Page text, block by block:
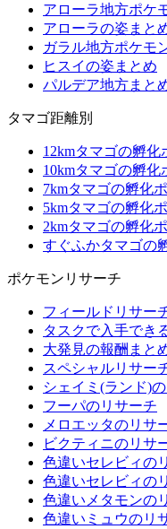
アローラ地方ポケ
アローラの姿まと
ガラル地方ポケモ
ヒスイの姿まとめ
パルデア地方まと
タマゴ距離別
12kmタマゴの孵化
10kmタマゴの孵化
7kmタマゴの孵化
5kmタマゴの孵化
2kmタマゴの孵化
すぐふかタマゴの
ポケモンリサーチ
フィールドリサー
タスクで入手でき
大発見の報酬まと
スペシャルリサー
シェイミ(ランド)
フーパのリサーチ
メロエッタのリサ
ビクティニのリサ
色違いセレビィの
色違いセレビィの
色違いメタモンの
色違いミュウのリ